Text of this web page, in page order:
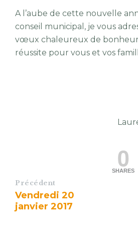
A l’aube de cette nouvelle
conseil municipal, je vous
vœux chaleureux de
réussite pour vous et vos
0
SHARES
Précédent
Vendredi 20
janvier 2017